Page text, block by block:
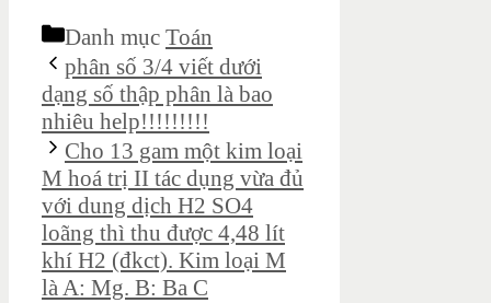
Danh mục Toán
phân số 3/4 viết dưới
dạng số thập phân là bao
nhiêu help!!!!!!!!!
Cho 13 gam một kim loại
M hoá trị II tác dụng vừa đủ
với dung dịch H2 SO4
loãng thì thu được 4,48 lít
khí H2 (đkct). Kim loại M
là A: Mg. B: Ba C